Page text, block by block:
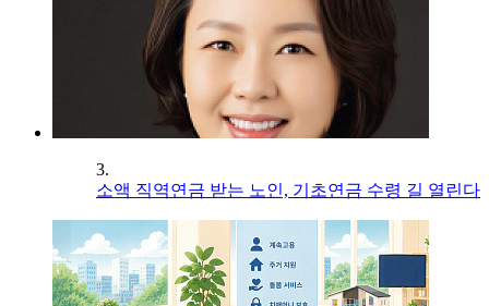
3.
소액 직역연금 받는 노인, 기초연금 수령 길 열린다